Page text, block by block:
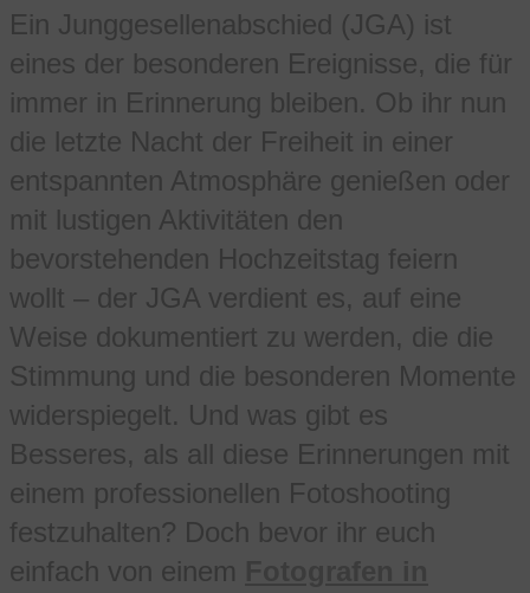
Ein Junggesellenabschied (JGA) ist
eines der besonderen Ereignisse, die für
immer in Erinnerung bleiben. Ob ihr nun
die letzte Nacht der Freiheit in einer
entspannten Atmosphäre genießen oder
mit lustigen Aktivitäten den
bevorstehenden Hochzeitstag feiern
wollt – der JGA verdient es, auf eine
Weise dokumentiert zu werden, die die
Stimmung und die besonderen Momente
widerspiegelt. Und was gibt es
Besseres, als all diese Erinnerungen mit
einem professionellen Fotoshooting
festzuhalten? Doch bevor ihr euch
einfach von einem